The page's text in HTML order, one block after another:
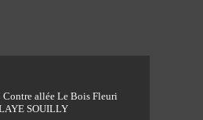
Contre allée Le Bois Fleuri
SOUILLY